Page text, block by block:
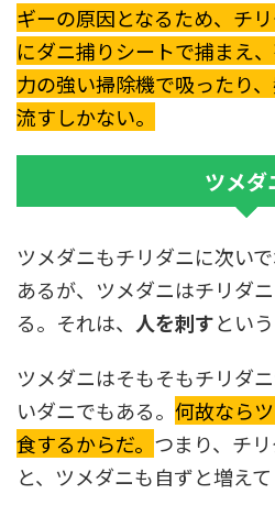
ギーの原因となるため、チ
にダニ捕りシートで捕まえ
力の強い掃除機で吸ったり
流すしかない。
ツメダ
ツメダニもチリダニに次い
あるが、ツメダニはチリダ
る。それは、 人を刺すとい
ツメダニはそもそもチリダ
いダニでもある。 何故なら
食するからだ。 つまり、チ
と、ツメダニも自ずと増えて